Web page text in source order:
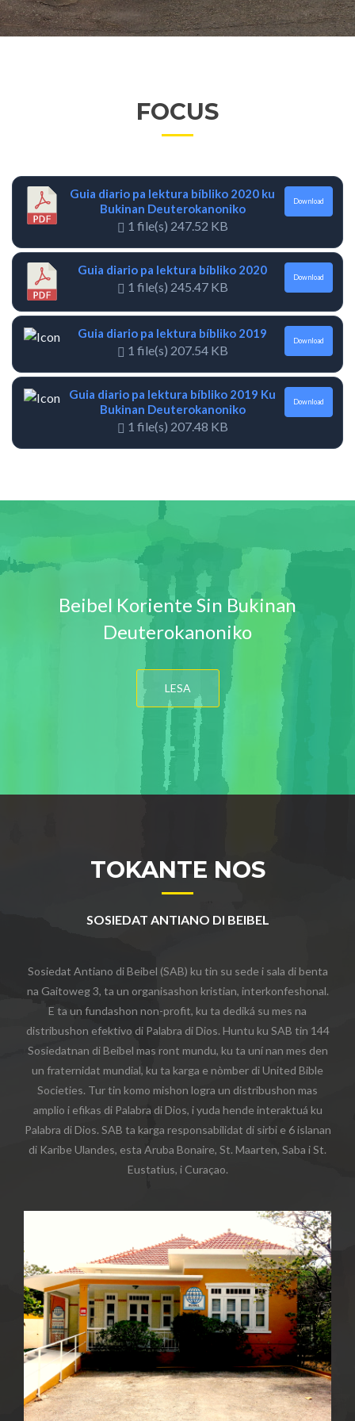
FOCUS
Guia diario pa lektura bíbliko 2020 ku
Bukinan Deuterokanoniko
1 file(s) 247.52 KB
Download
Guia diario pa lektura bíbliko 2020
1 file(s) 245.47 KB
Download
Guia diario pa lektura bíbliko 2019
1 file(s) 207.54 KB
Download
Guia diario pa lektura bíbliko 2019 Ku
Bukinan Deuterokanoniko
1 file(s) 207.48 KB
Download
Beibel Koriente Sin Bukinan
Deuterokanoniko
LESA
TOKANTE NOS
SOSIEDAT ANTIANO DI BEIBEL
Sosiedat Antiano di Beibel (SAB) ku tin su sede i sala di benta
na Gaitoweg 3, ta un organisashon kristian, interkonfeshonal.
E ta un fundashon non-profit, ku ta dediká su mes na
distribushon efektivo di Palabra di Dios. Huntu ku SAB tin 144
Sosiedatnan di Beibel mas ront mundu, ku ta uní nan mes den
un fraternidat mundial, ku ta karga e nòmber di United Bible
Societies. Tur tin komo mishon logra un distribushon mas
amplio i efikas di Palabra di Dios, i yuda hende interaktuá ku
Palabra di Dios. SAB ta karga responsabilidat di sirbi e 6 islanan
di Karibe Ulandes, esta Aruba Bonaire, St. Maarten, Saba i St.
Eustatius, i Curaçao.